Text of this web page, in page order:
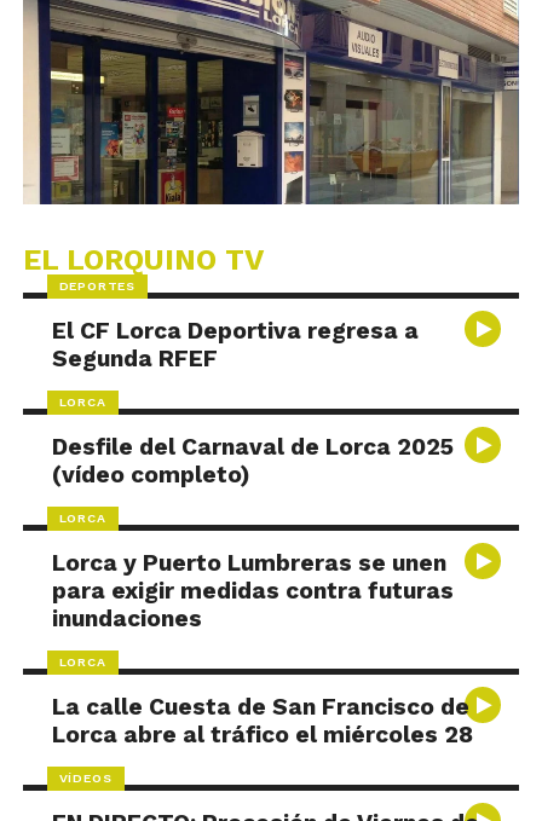
EL LORQUINO TV
DEPORTES
El CF Lorca Deportiva regresa a
Segunda RFEF
LORCA
Desfile del Carnaval de Lorca 2025
(vídeo completo)
LORCA
Lorca y Puerto Lumbreras se unen
para exigir medidas contra futuras
inundaciones
LORCA
La calle Cuesta de San Francisco de
Lorca abre al tráfico el miércoles 28
VÍDEOS